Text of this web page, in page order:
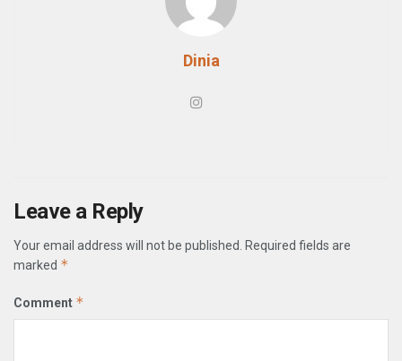
Dinia
Leave a Reply
Your email address will not be published.
Required fields are
marked *
Comment *